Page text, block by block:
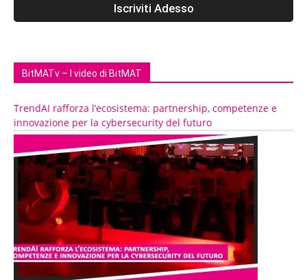
BitMATv – I video di BitMAT
TrendAI rafforza l’ecosistema: partnership, competenze e
innovazione per la cybersecurity del futuro